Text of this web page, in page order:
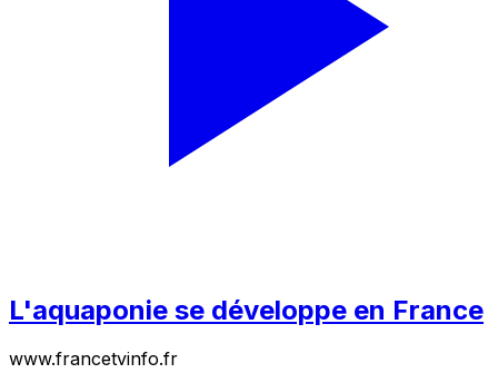
L'aquaponie se développe en France
www.francetvinfo.fr